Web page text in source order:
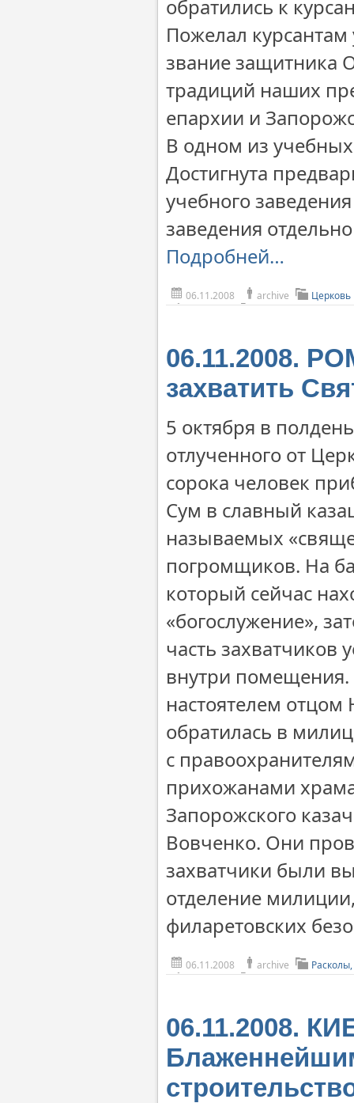
обратились к
Пожелал курсантам
звание защитника
традиций наших
епархии и
В одном из
Достигнута
учебного
заведения
Подробней…
06.11.2008 archive
06.11.2008.
захватить
5 октября в
отлученного от
сорока человек
Сум в славный
называемых
погромщиков. На
который сейчас
«богослужение»,
часть захватчиков
внутри помещения.
настоятелем
обратилась в
с
прихожанами
Запорожского
Вовченко. Они
захватчики были
отделение
филаретовских
06.11.2008 archive
06.11.2008.